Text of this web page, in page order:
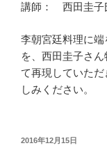
講師： 西田圭子
李朝宮廷料理に端
を、西田圭子さ
て再現していた
しみください。
投
2016年12月15日